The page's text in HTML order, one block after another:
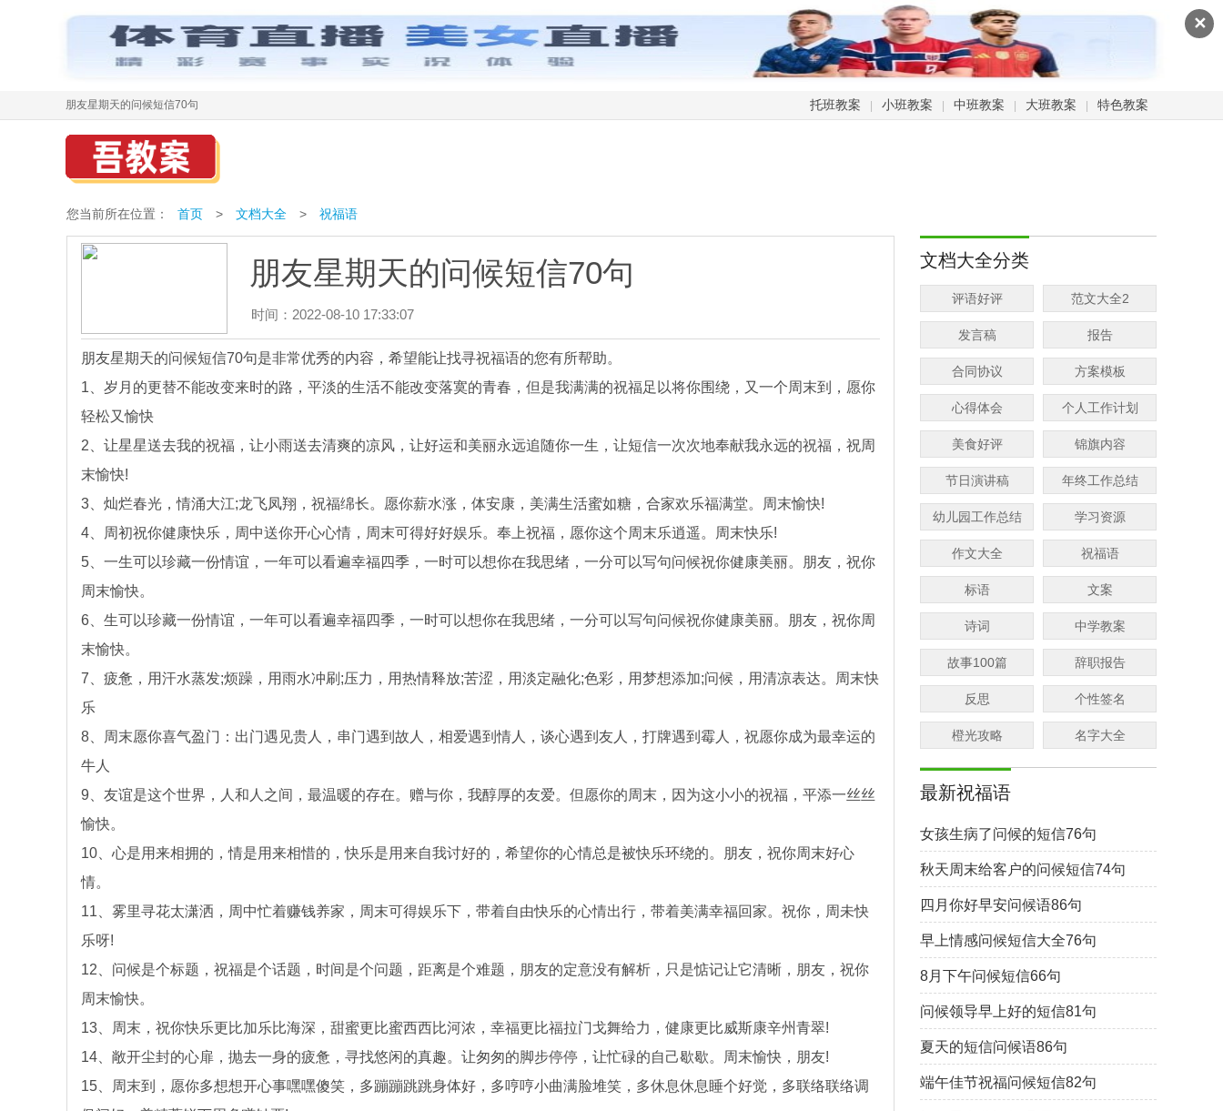
✕
朋友星期天的问候短信70句 托班教案 小班教案 中班教案 大班教案 特色教案
您当前所在位置： 首页 > 文档大全 > 祝福语
朋友星期天的问候短信70句
时间：2022-08-10 17:33:07
朋友星期天的问候短信70句是非常优秀的内容，希望能让找寻祝福语的您有所帮助。
1、岁月的更替不能改变来时的路，平淡的生活不能改变落寞的青春，但是我满满的祝福足以将你围绕，又一个周末到，愿你
轻松又愉快
2、让星星送去我的祝福，让小雨送去清爽的凉风，让好运和美丽永远追随你一生，让短信一次次地奉献我永远的祝福，祝周
末愉快!
3、灿烂春光，情涌大江;龙飞凤翔，祝福绵长。愿你薪水涨，体安康，美满生活蜜如糖，合家欢乐福满堂。周末愉快!
4、周初祝你健康快乐，周中送你开心心情，周末可得好好娱乐。奉上祝福，愿你这个周末乐逍遥。周末快乐!
5、一生可以珍藏一份情谊，一年可以看遍幸福四季，一时可以想你在我思绪，一分可以写句问候祝你健康美丽。朋友，祝你
周末愉快。
6、生可以珍藏一份情谊，一年可以看遍幸福四季，一时可以想你在我思绪，一分可以写句问候祝你健康美丽。朋友，祝你周
末愉快。
7、疲惫，用汗水蒸发;烦躁，用雨水冲刷;压力，用热情释放;苦涩，用淡定融化;色彩，用梦想添加;问候，用清凉表达。周末快
乐
8、周末愿你喜气盈门：出门遇见贵人，串门遇到故人，相爱遇到情人，谈心遇到友人，打牌遇到霉人，祝愿你成为最幸运的
牛人
9、友谊是这个世界，人和人之间，最温暖的存在。赠与你，我醇厚的友爱。但愿你的周末，因为这小小的祝福，平添一丝丝
愉快。
10、心是用来相拥的，情是用来相惜的，快乐是用来自我讨好的，希望你的心情总是被快乐环绕的。朋友，祝你周末好心
情。
11、雾里寻花太潇洒，周中忙着赚钱养家，周末可得娱乐下，带着自由快乐的心情出行，带着美满幸福回家。祝你，周未快
乐呀!
12、问候是个标题，祝福是个话题，时间是个问题，距离是个难题，朋友的定意没有解析，只是惦记让它清晰，朋友，祝你
周末愉快。
13、周末，祝你快乐更比加乐比海深，甜蜜更比蜜西西比河浓，幸福更比福拉门戈舞给力，健康更比威斯康辛州青翠!
14、敞开尘封的心扉，抛去一身的疲惫，寻找悠闲的真趣。让匆匆的脚步停停，让忙碌的自己歇歇。周末愉快，朋友!
15、周末到，愿你多想想开心事嘿嘿傻笑，多蹦蹦跳跳身体好，多哼哼小曲满脸堆笑，多休息休息睡个好觉，多联络联络调
文档大全分类
评语好评 范文大全2
发言稿 报告
合同协议 方案模板
心得体会 个人工作计划
美食好评 锦旗内容
节日演讲稿 年终工作总结
幼儿园工作总结 学习资源
作文大全 祝福语
标语 文案
诗词 中学教案
故事100篇 辞职报告
反思 个性签名
橙光攻略 名字大全
最新祝福语
女孩生病了问候的短信76句
秋天周末给客户的问候短信74句
四月你好早安问候语86句
早上情感问候短信大全76句
8月下午问候短信66句
问候领导早上好的短信81句
夏天的短信问候语86句
端午佳节祝福问候短信82句